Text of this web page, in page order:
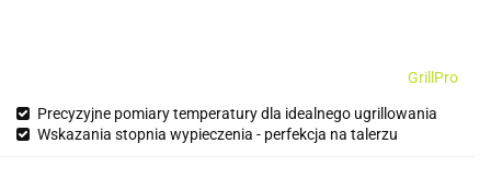
GrillPro
Precyzyjne pomiary temperatury dla idealnego ugrillowania
Wskazania stopnia wypieczenia - perfekcja na talerzu